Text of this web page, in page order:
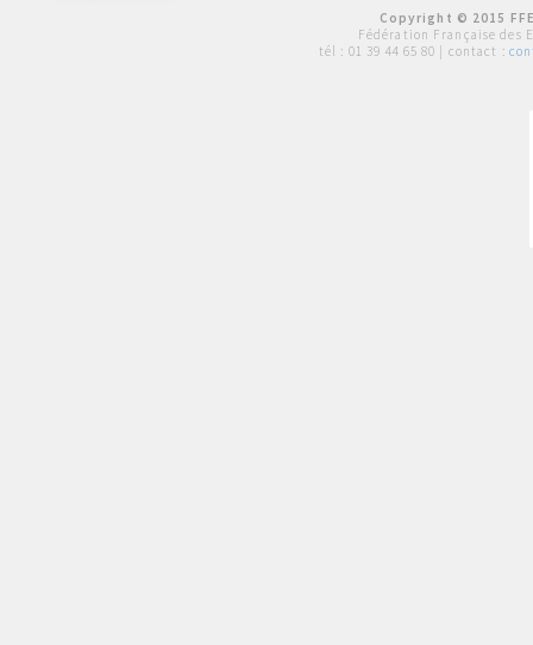
Copyright © 2015
Fédération Française des
tél : 01 39 44 65 80 | contact :